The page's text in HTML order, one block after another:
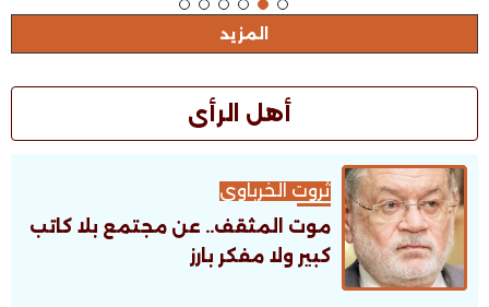
المزيد
أهل الرأى
ثروت الخرباوى
موت المثقف.. عن مجتمع بلا كاتب
كبير ولا مفكر بارز